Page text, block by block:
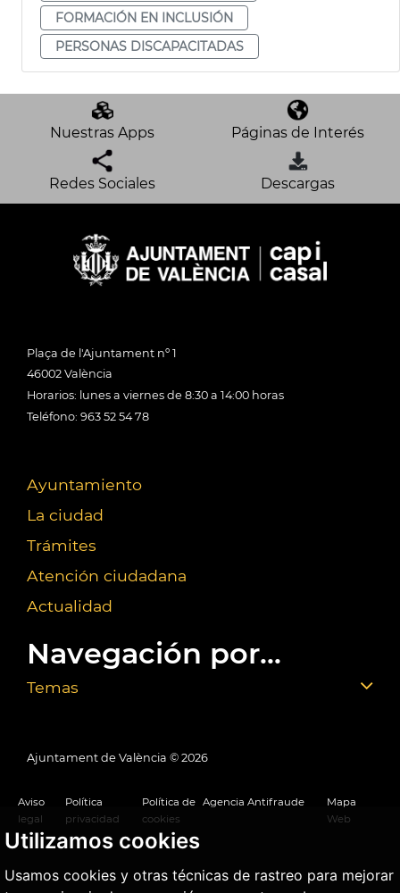
Utilizamos cookies
Usamos cookies y otras técnicas de rastreo para mejorar
FORMACIÓN EN INCLUSIÓN
PERSONAS DISCAPACITADAS
Nuestras Apps Páginas de Interés
Redes Sociales Descargas
Plaça de l'Ajuntament nº 1
46002 València
Horarios: lunes a viernes de 8:30 a 14:00 horas
Teléfono: 963 52 54 78
Ayuntamiento
La ciudad
Trámites
Atención ciudadana
Actualidad
Navegación por...
Temas
Ajuntament de València © 2026
Aviso
legal
Política
privacidad
Política de
cookies
Agencia Antifraude
Mapa
Web